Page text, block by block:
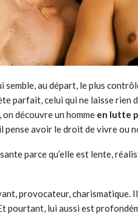
semble, au départ, le plus
parfait, celui qui ne laisse rien
découvre un homme en lutte
pense avoir le droit de vivre ou
parce qu’elle est lente,
provocateur, charismatique.
pourtant, lui aussi est